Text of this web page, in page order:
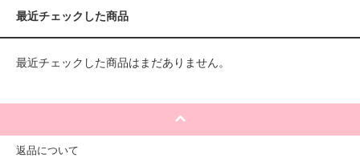
最近チェックした商品
最近チェックした商品はまだありません。
返品について